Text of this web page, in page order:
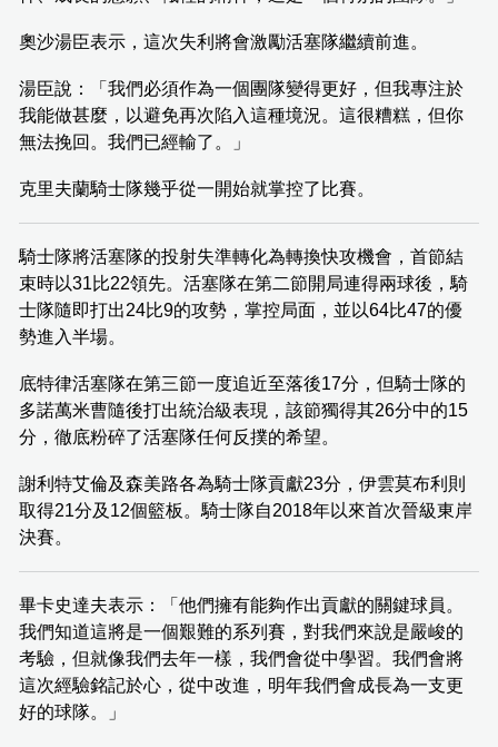
奧沙湯臣表示，這次失利將會激勵活塞隊繼續前進。
湯臣說：「我們必須作為一個團隊變得更好，但我專注於
我能做甚麼，以避免再次陷入這種境況。這很糟糕，但你
無法挽回。我們已經輸了。」
克里夫蘭騎士隊幾乎從一開始就掌控了比賽。
騎士隊將活塞隊的投射失準轉化為轉換快攻機會，首節結
束時以31比22領先。活塞隊在第二節開局連得兩球後，騎
士隊隨即打出24比9的攻勢，掌控局面，並以64比47的優
勢進入半場。
底特律活塞隊在第三節一度追近至落後17分，但騎士隊的
多諾萬米曹隨後打出統治級表現，該節獨得其26分中的15
分，徹底粉碎了活塞隊任何反撲的希望。
謝利特艾倫及森美路各為騎士隊貢獻23分，伊雲莫布利則
取得21分及12個籃板。騎士隊自2018年以來首次晉級東岸
決賽。
畢卡史達夫表示：「他們擁有能夠作出貢獻的關鍵球員。
我們知道這將是一個艱難的系列賽，對我們來說是嚴峻的
考驗，但就像我們去年一樣，我們會從中學習。我們會將
這次經驗銘記於心，從中改進，明年我們會成長為一支更
好的球隊。」